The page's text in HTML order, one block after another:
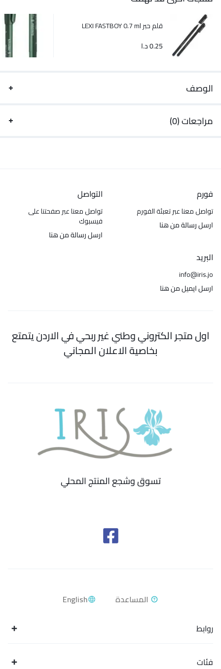
قلم حبر LEXI FASTBOY 0.7 ml
0.25د.ا
الوصف
مراجعات (0)
فورم
تواصل معنا عبر تعبئة الفورم
ارسل رسالة من هنا
التواصل
تواصل معنا عبر صفحتنا على
فيسبوك
ارسل رسالة من هنا
البريد
info@iris.jo
ارسل ايميل من هنا
اول متجر الكتروني وطني غير ربحي في الاردن يتمتع
بخاصية الاعلان المجاني
تسوق وشجع المنتج المحلي
English
روابط
فئات